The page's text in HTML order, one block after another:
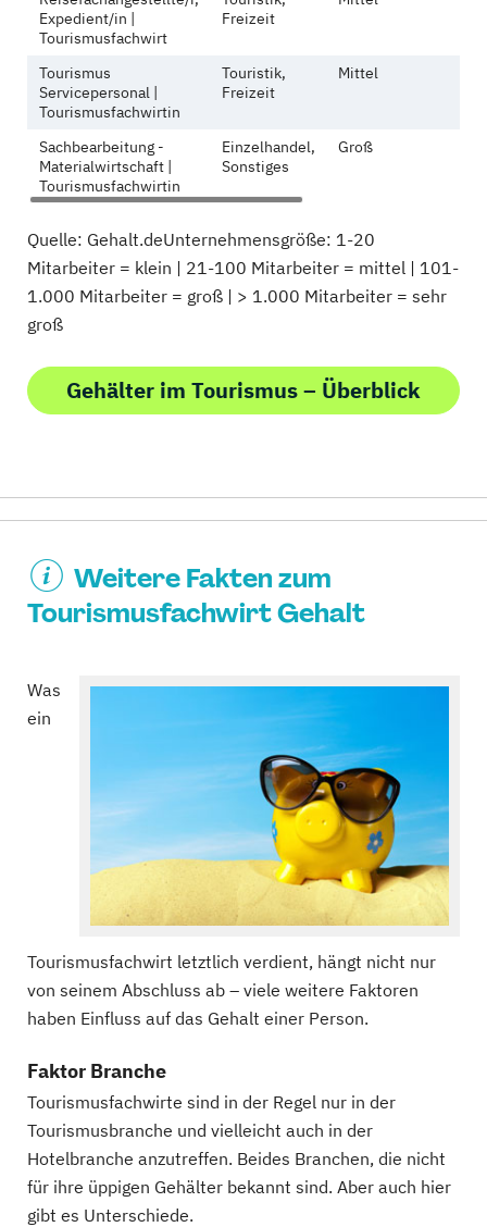
Expedient/in |
Tourismusfachwirt
Freizeit
Tourismus
Servicepersonal |
Tourismusfachwirtin
Touristik,
Freizeit
Mittel
Sachbearbeitung -
Materialwirtschaft |
Tourismusfachwirtin
Einzelhandel,
Sonstiges
Groß
Quelle: Gehalt.deUnternehmensgröße: 1-20
Mitarbeiter = klein | 21-100 Mitarbeiter = mittel | 101-
1.000 Mitarbeiter = groß | > 1.000 Mitarbeiter = sehr
groß
Gehälter im Tourismus – Überblick
Weitere Fakten zum
Tourismusfachwirt Gehalt
Was
ein
Tourismusfachwirt letztlich verdient, hängt nicht nur
von seinem Abschluss ab – viele weitere Faktoren
haben Einfluss auf das Gehalt einer Person.
Faktor Branche
Tourismusfachwirte sind in der Regel nur in der
Tourismusbranche und vielleicht auch in der
Hotelbranche anzutreffen. Beides Branchen, die nicht
für ihre üppigen Gehälter bekannt sind. Aber auch hier
gibt es Unterschiede.